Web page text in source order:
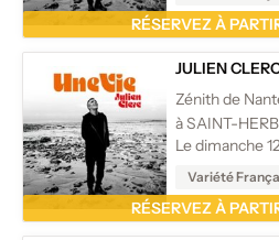
RÉSERVEZ À
JULIEN
Zénith de
à SAINT-
Le dimanche
Variété
RÉSERVEZ À